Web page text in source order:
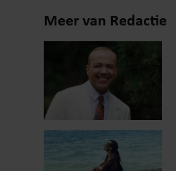
Meer van Redactie